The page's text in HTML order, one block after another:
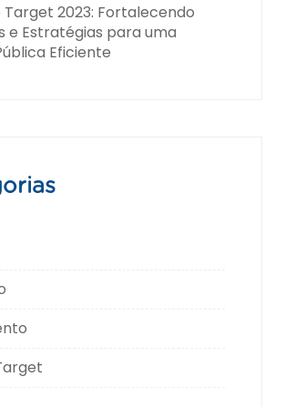
Target 2023: Fortalecendo
e Estratégias para uma
Eficiente